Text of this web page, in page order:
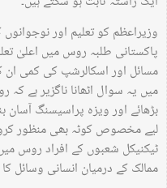
وزیراعظم کو تعلیم اور نوجوانوں
پاکستانی طلبہ روس میں اعلیٰ
مسائل اور اسکالرشپ کی کمی ان
میں یہ سوال اٹھانا ناگزیر ہے
بڑھائے اور ویزہ پراسیسنگ آسان
لیے مخصوص کوٹہ بھی منظور
ٹیکنیکل شعبوں کے افراد روس
ممالک کے درمیان انسانی وسائل کا